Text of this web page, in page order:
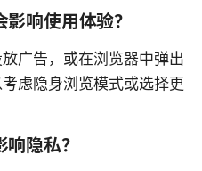
响使用体验？
广告，或在浏览器中弹出
虑隐身浏览模式或选择更
隐私？